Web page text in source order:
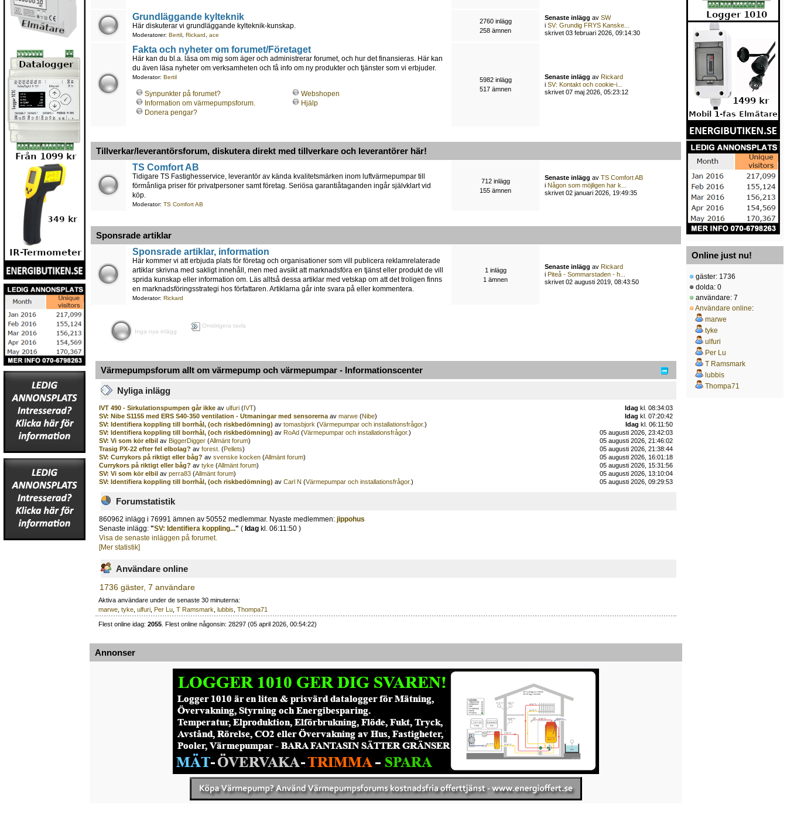
Grundläggande kylteknik
Här diskuterar vi grundläggande kylteknik-kunskap.
Moderatorer: Bertil, Rickard ace
2760 inlägg
258 ämnen
Senaste inlägg avSW
iSV: Grundig FRYS Kanske...
skrivet 03 februari 2026, 09:14:30
Fakta och nyheter om forumet/Företaget
Här kan du bl.a. läsa om mig som äger och administrerar forumet, och hur det finansieras. Här kan
du även läsa nyheter om verksamheten och få info om ny produkter och tjänster som vi erbjuder.
Moderator: Bertil
Synpunkter på forumet?
Information om värmepumpsforum.
Donera pengar?
Webshopen
Hjälp
5982 inlägg
517 ämnen
Senaste inlägg avRickard
iSV: Kontakt och cookie-i...
skrivet 07 maj 2026, 05:23:12
Tillverkar/leverantörsforum, diskutera direkt med tillverkare och leverantörer här!
TS Comfort AB
Tidigare TS Fastighesservice, leverantör av kända kvalitetsmärken inom luftvärmepumpar till
förmånliga priser för privatpersoner samt företag. Seriösa garantiåtaganden ingår självklart vid
köp.
Moderator: TS Comfort AB
712 inlägg
155 ämnen
Senaste inlägg avTS Comfort AB
iNågon som möjligen har k...
skrivet 02 januari 2026, 19:49:35
Sponsrade artiklar
Sponsrade artiklar, information
Här kommer vi att erbjuda plats för företag och organisationer som vill publicera reklamrelaterade
artiklar skrivna med sakligt innehåll, men med avsikt att marknadsföra en tjänst eller produkt de vill
sprida kunskap eller information om. Läs alltså dessa artiklar med vetskap om att det troligen finns
en marknadsföringsstrategi hos författaren. Artiklarna går inte svara på eller kommentera.
Moderator: Rickard
1 inlägg
1 ämnen
Senaste inlägg avRickard
iPiteå - Sommarstaden - h...
skrivet 02 augusti 2019, 08:43:50
Inga nya inlägg
Omdirigera tavla
Värmepumpsforum allt om värmepump och värmepumpar - Informationscenter
Nyliga inlägg
IVT 490 - Sirkulationspumpen går ikkeav ulfuri(IVT) Idag kl. 08:34:03
SV: Nibe S1155 med ERS S40-350 ventilation - Utmaningar med sensorernaav marwe(Nibe) Idag kl. 07:20:42
SV: Identifiera koppling till borrhål, (och riskbedömning) av tomasbjork (Värmepumpar och installationsfrågor.) Idag kl. 06:11:50
SV: Identifiera koppling till borrhål, (och riskbedömning) av RoAd(Värmepumpar och installationsfrågor.)
05 augusti 2026, 23:42:03
SV: Vi som kör elbilav BiggerDigger(Allmänt forum)
05 augusti 2026, 21:46:02
Trasig PX-22 efter fel elbolag? av forest. (Pellets)
05 augusti 2026, 21:38:44
SV: Currykors på riktigt eller båg? av svenske kocken(Allmänt forum)
05 augusti 2026, 16:01:18
Currykors på riktigt eller båg? av tyke(Allmänt forum)
05 augusti 2026, 15:31:56
SV: Vi som kör elbilav perra83(Allmänt forum)
05 augusti 2026, 13:10:04
SV: Identifiera koppling till borrhål, (och riskbedömning) av Carl N (Värmepumpar och installationsfrågor.) 05 augusti 2026, 09:29:53
Forumstatistik
860962 inlägg i 76991 ämnen av 50552 medlemmar. Nyaste medlemmen:jippohus
Senaste inlägg:"SV: Identifiera koppling..." ( Idag kl. 06:11:50 )
Visa de senaste inläggen på forumet.
[Mer statistik]
Användare online
1736 gäster, 7 användare
Aktiva användare under de senaste 30 minuterna:
marwe ,tyke ,ulfuri ,Per Lu ,T Ramsmark ,lubbis ,Thompa71
Flest online idag:2055 . Flest online någonsin: 28297 (05 april 2026, 00:54:22)
Annonser
Online just nu!
gäster: 1736
dolda: 0
användare: 7
Användare online:
marwe
tyke
ulfuri
Per Lu
T Ramsmark
lubbis
Thompa71